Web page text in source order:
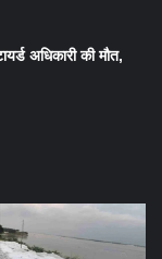
अधिकारी की मौत,